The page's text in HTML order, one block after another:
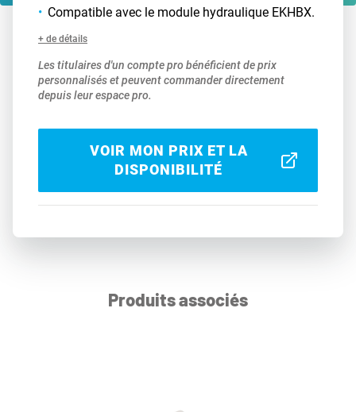
Compatible avec le module hydraulique EKHBX.
+ de détails
Les titulaires d'un compte pro bénéficient de prix
personnalisés et peuvent commander directement
depuis leur espace pro.
VOIR MON PRIX ET LA
DISPONIBILITÉ
Produits associés